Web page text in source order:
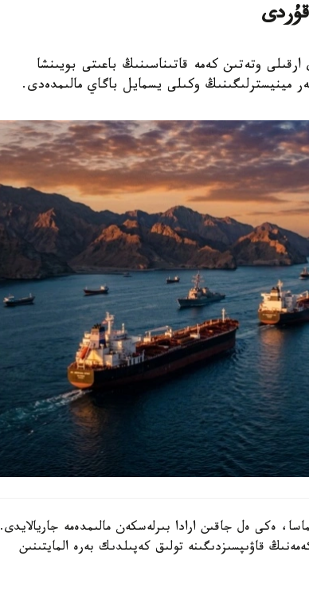
وتەتىن كەمە قاتىناسىنىڭ باعىتى بويىنشا
مينيسترلىگىنىڭ وكىلى يسمايل باگاي مالىمدەدى.
ەكى ەل جاقىن ارادا بىرلەسكەن مالىمدەمە جاريالايدى.
قاۋىپسىزدىگىنە تولىق كەپىلدىك بەرە المايتىنىن